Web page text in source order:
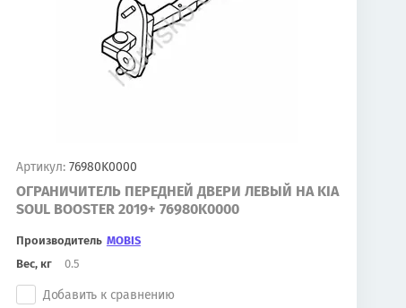
Артикул:76980K0000
ОГРАНИЧИТЕЛЬ ПЕРЕДНЕЙ ДВЕРИ ЛЕВЫЙ НА KIA
SOUL BOOSTER 2019+ 76980K0000
Производитель MOBIS
Вес, кг
0.5
Добавить к сравнению